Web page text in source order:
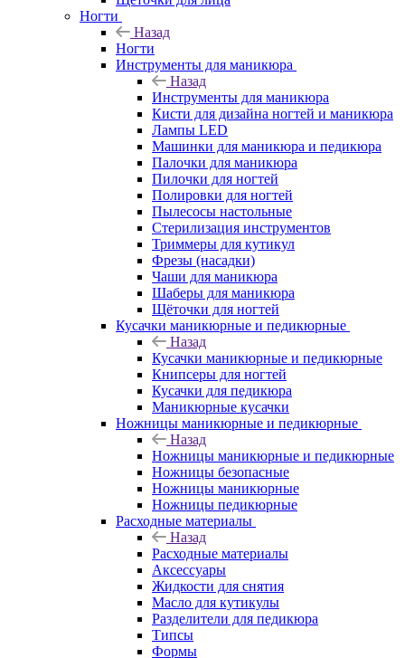
Ногти
Назад
Ногти
Инструменты для маникюра
Назад
Инструменты для маникюра
Кисти для дизайна ногтей и маникюра
Лампы LED
Машинки для маникюра и педикюра
Палочки для маникюра
Пилочки для ногтей
Полировки для ногтей
Пылесосы настольные
Стерилизация инструментов
Триммеры для кутикул
Фрезы (насадки)
Чаши для маникюра
Шаберы для маникюра
Щёточки для ногтей
Кусачки маникюрные и педикюрные
Назад
Кусачки маникюрные и педикюрные
Книпсеры для ногтей
Кусачки для педикюра
Маникюрные кусачки
Ножницы маникюрные и педикюрные
Назад
Ножницы маникюрные и педикюрные
Ножницы безопасные
Ножницы маникюрные
Ножницы педикюрные
Расходные материалы
Назад
Расходные материалы
Аксессуары
Жидкости для снятия
Масло для кутикулы
Разделители для педикюра
Типсы
Формы